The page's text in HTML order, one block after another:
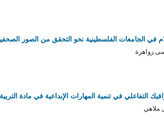
في الجامعات الفلسطينية نحو التحقق من الصور
زواهرة
التفاعلي في تنمية المهارات الإبداعية في مادة
ملاهي